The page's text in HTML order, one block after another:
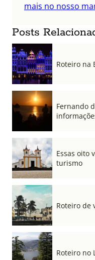
mais no nosso
Posts
Roteiro na
Fernando
Essas oito
turismo
Roteiro de
Roteiro no